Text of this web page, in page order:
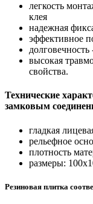
легкость
клея
надежная
эффективное
высокая
свойства.
Технические
замковым
гладкая
рельефное
плотность
размеры:
Резиновая плитка